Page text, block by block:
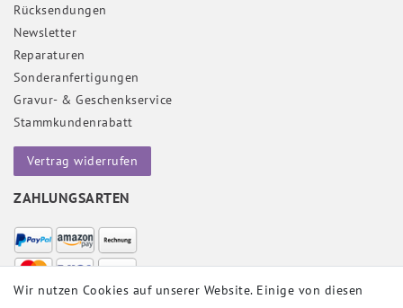
Rücksendungen
Newsletter
Reparaturen
Sonderanfertigungen
Gravur- & Geschenkservice
Stammkundenrabatt
Vertrag widerrufen
ZAHLUNGSARTEN
Wir nutzen Cookies auf unserer Website. Einige von diesen